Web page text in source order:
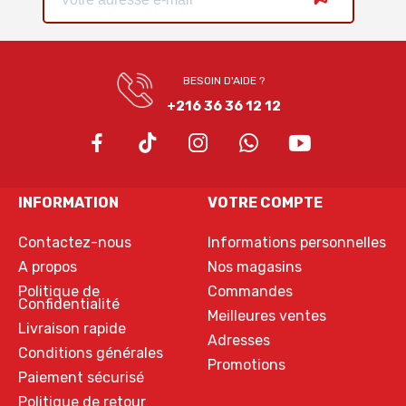
BESOIN D'AIDE ?
+216 36 36 12 12
INFORMATION
Contactez-nous
A propos
Politique de
Confidentialité
Livraison rapide
Conditions générales
Paiement sécurisé
Politique de retour
VOTRE COMPTE
Informations personnelles
Nos magasins
Commandes
Meilleures ventes
Adresses
Promotions